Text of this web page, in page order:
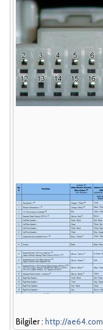
Bilgiler : http://ae64.com